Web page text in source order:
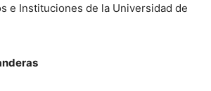
e Instituciones de la Universidad de